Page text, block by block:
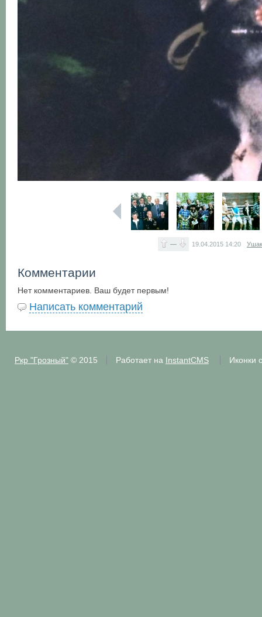
— 19.04.2015 14:20
Комментарии
Нет комментариев. Ваш будет первым!
Написать комментарий
Ркр "Грозный"© 2015 Работает на InstantCMS Иконки